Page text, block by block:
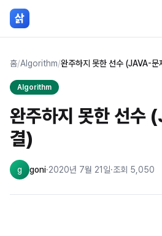
본문 바로가기
삵
홈/Algorithm/완주하지 못한 선수 (JAVA-문
Algorithm
완주하지 못한 선수
결)
g goni·2020년 7월 21일·조회 5,050